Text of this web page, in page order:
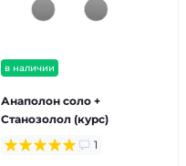
в наличии
Анаполон соло +
Станозолол (курс)
1